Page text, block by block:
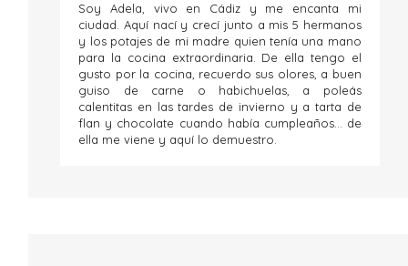
Soy Adela, vivo en Cádiz y me encanta mi
ciudad. Aquí nací y crecí junto a mis 5 hermanos
y los potajes de mi madre quien tenía una mano
para la cocina extraordinaria. De ella tengo el
gusto por la cocina, recuerdo sus olores, a buen
guiso de carne o habichuelas, a poleás
calentitas en las tardes de invierno y a tarta de
flan y chocolate cuando había cumpleaños... de
ella me viene y aquí lo demuestro.